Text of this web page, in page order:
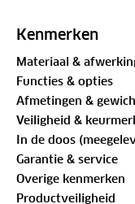
wiel eenvoudig in
Eigenschappen
- Inhoud: 48 Liter
- Draaggewicht:
- Frame:
- Gewicht: Slechts
- Materiaal tas:
Kenmerken
Materiaal &
Functies & opties
Afmetingen &
Veiligheid &
In de doos
Garantie & service
Overige kenmerken
Productveiligheid